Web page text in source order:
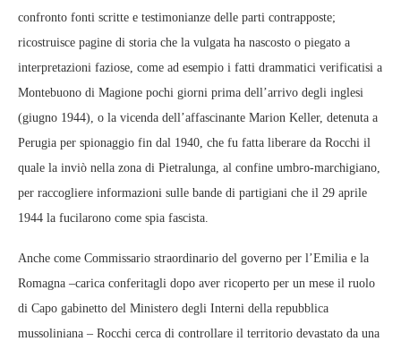
confronto fonti scritte e testimonianze delle parti contrapposte;
ricostruisce pagine di storia che la vulgata ha nascosto o piegato a
interpretazioni faziose, come ad esempio i fatti drammatici verificatisi a
Montebuono di Magione pochi giorni prima dell’arrivo degli inglesi
(giugno 1944), o la vicenda dell’affascinante Marion Keller, detenuta a
Perugia per spionaggio fin dal 1940, che fu fatta liberare da Rocchi il
quale la inviò nella zona di Pietralunga, al confine umbro-marchigiano,
per raccogliere informazioni sulle bande di partigiani che il 29 aprile
1944 la fucilarono come spia fascista.
Anche come Commissario straordinario del governo per l’Emilia e la
Romagna –carica conferitagli dopo aver ricoperto per un mese il ruolo
di Capo gabinetto del Ministero degli Interni della repubblica
mussoliniana – Rocchi cerca di controllare il territorio devastato da una